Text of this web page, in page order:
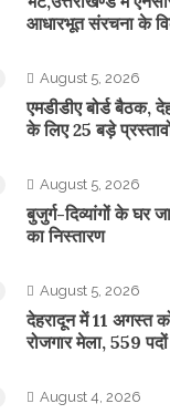
आधारभूत संरचना के
August 5, 2026
एमडीडीए बोर्ड बैठक,
के लिए 25 बड़े
August 5, 2026
बुजुर्ग-दिव्यांगों के घर
का निस्तारण
August 5, 2026
​देहरादून में 11 अगस्त
रोजगार मेला, 559 पदों
August 4, 2026